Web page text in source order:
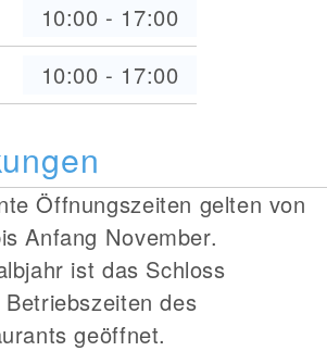
10:00 - 17:00
10:00 - 17:00
Öffnungszeiten gelten von
Anfang November.
ist das Schloss
des
geöffnet.